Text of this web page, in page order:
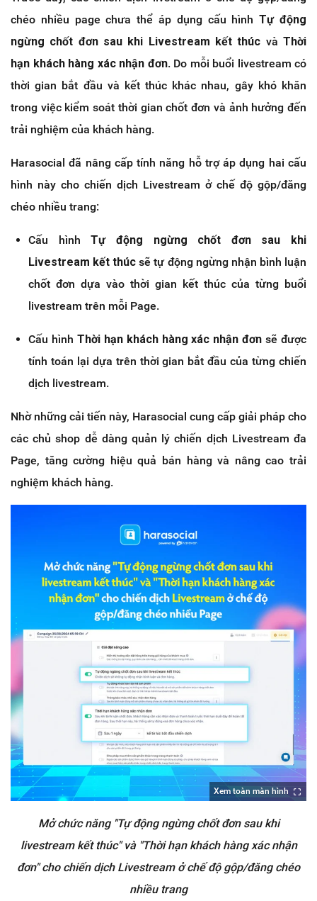
chéo nhiều page chưa thể áp dụng cấu hìnhTự động
ngừng chốt đơn sau khi Livestream kết thúc vàThời
hạn khách hàng xác nhận đơn. Do mỗi buổi livestream có
thời gian bắt đầu và kết thúc khác nhau, gây khó khăn
trong việc kiểm soát thời gian chốt đơn và ảnh hưởng đến
trải nghiệm của khách hàng.
Harasocial đã nâng cấp tính năng hỗ trợ áp dụng hai cấu
hình này cho chiến dịch Livestream ở chế độ gộp/đăng
chéo nhiều trang:
Cấu hìnhTự động ngừng chốt đơn sau khi
Livestream kết thúc sẽ tự động ngừng nhận bình luận
chốt đơn dựa vào thời gian kết thúc của từng buổi
livestream trên mỗi Page.
Cấu hình Thời hạn khách hàng xác nhận đơn sẽ được
tính toán lại dựa trên thời gian bắt đầu của từng chiến
dịch livestream.
Nhờ những cải tiến này, Harasocial cung cấp giải pháp cho
các chủ shop dễ dàng quản lý chiến dịch Livestream đa
Page, tăng cường hiệu quả bán hàng và nâng cao trải
nghiệm khách hàng.
Xem toàn màn hình
Mở chức năng "Tự động ngừng chốt đơn sau khi
livestream kết thúc" và "Thời hạn khách hàng xác nhận
đơn" cho chiến dịch Livestream ở chế độ gộp/đăng chéo
nhiều trang